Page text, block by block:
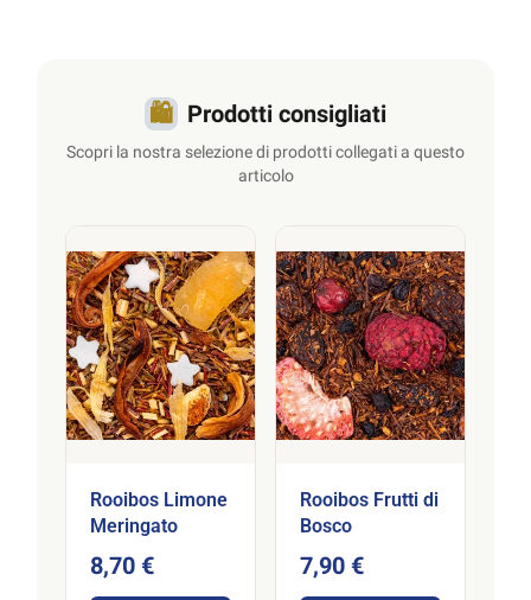
🛍️ Prodotti consigliati
Scopri la nostra selezione di prodotti collegati a questo
articolo
Rooibos Limone
Meringato
8,70 €
Rooibos Frutti di
Bosco
7,90 €